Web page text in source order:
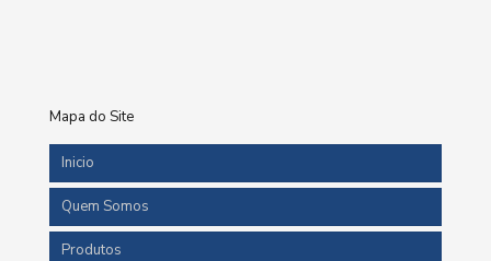
Mapa do Site
Inicio
Quem Somos
Produtos